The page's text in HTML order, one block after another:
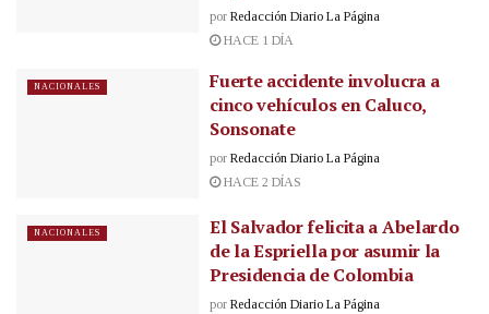
por Redacción Diario La Página
HACE 1 DÍA
NACIONALES
Fuerte accidente involucra a
cinco vehículos en Caluco,
Sonsonate
por Redacción Diario La Página
HACE 2 DÍAS
NACIONALES
El Salvador felicita a Abelardo
de la Espriella por asumir la
Presidencia de Colombia
por Redacción Diario La Página